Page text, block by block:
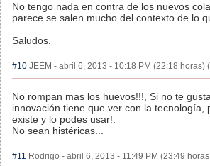
No tengo nada en contra de los nuevos
parece se salen mucho del contexto de lo
Saludos.
#10 JEEM - abril 6, 2013 - 10:18 PM (22:18 horas) (
No rompan mas los huevos!!!, Si no te
innovación tiene que ver con la tecnología,
existe y lo podes usar!.
No sean histéricas...
#11 Rodrigo - abril 6, 2013 - 11:49 PM (23:49